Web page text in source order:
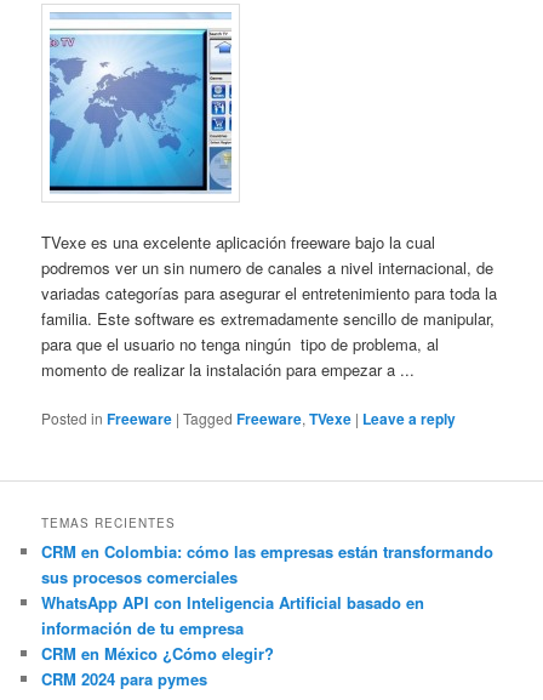
TVexe es una excelente aplicación freeware bajo la cual
podremos ver un sin numero de canales a nivel internacional, de
variadas categorías para asegurar el entretenimiento para toda la
familia. Este software es extremadamente sencillo de manipular,
para que el usuario no tenga ningún tipo de problema, al
momento de realizar la instalación para empezar a ...
Posted in Freeware |Tagged Freeware,TVexe | Leave a reply
TEMAS RECIENTES
CRM en Colombia: cómo las empresas están transformando
sus procesos comerciales
WhatsApp API con Inteligencia Artificial basado en
información de tu empresa
CRM en México ¿Cómo elegir?
CRM 2024 para pymes